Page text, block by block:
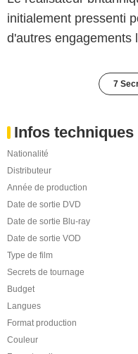
initialement pressenti
d'autres engagements
7
Infos techniques
Nationalité
Distributeur
Année de production
Date de sortie DVD
Date de sortie Blu-ray
Date de sortie VOD
Type de film
Secrets de tournage
Budget
Langues
Format production
Couleur